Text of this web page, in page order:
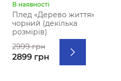
В наявності
Плед «Дерево життя»
чорний (декілька
розмірів)
2999 грн
2899 грн